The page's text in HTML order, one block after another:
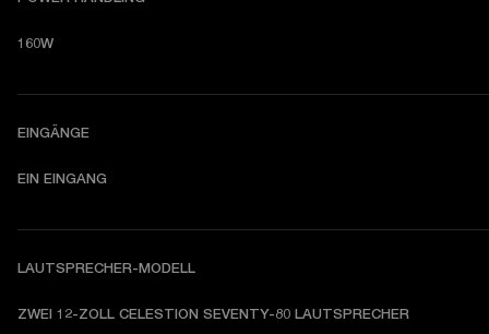
160W
EINGÄNGE
EIN EINGANG
LAUTSPRECHER-MODELL
ZWEI 12-ZOLL CELESTION SEVENTY-80 LAUTSPRECHER